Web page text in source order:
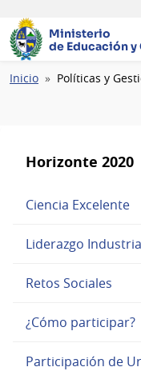
Ministerio
de Educación y
Ruta
Inicio Políticas y
Horizonte 2020
Ciencia Excelente
Liderazgo
Retos Sociales
¿Cómo participar?
Participación de